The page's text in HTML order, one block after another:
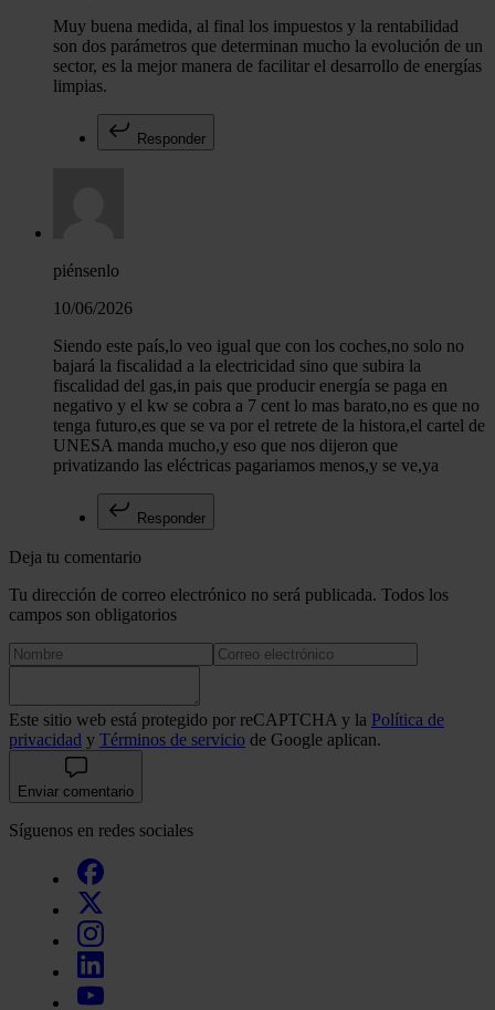
Muy buena medida, al final los impuestos y la rentabilidad
son dos parámetros que determinan mucho la evolución de un
sector, es la mejor manera de facilitar el desarrollo de energías
limpias.
Responder
piénsenlo
10/06/2026
Siendo este país,lo veo igual que con los coches,no solo no
bajará la fiscalidad a la electricidad sino que subira la
fiscalidad del gas,in pais que producir energía se paga en
negativo y el kw se cobra a 7 cent lo mas barato,no es que no
tenga futuro,es que se va por el retrete de la histora,el cartel de
UNESA manda mucho,y eso que nos dijeron que
privatizando las eléctricas pagariamos menos,y se ve,ya
Responder
Deja tu comentario
Tu dirección de correo electrónico no será publicada. Todos los
campos son obligatorios
Este sitio web está protegido por reCAPTCHA y la Política de
privacidad y Términos de servicio de Google aplican.
Enviar comentario
Síguenos en redes sociales